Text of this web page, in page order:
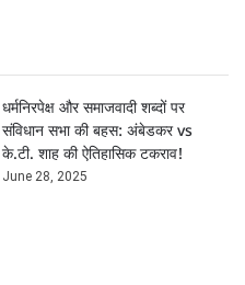
धर्मनिरपेक्ष और समाजवादी शब्दों पर
संविधान सभा की बहस: अंबेडकर vs
के.टी. शाह की ऐतिहासिक टकराव!
June 28, 2025